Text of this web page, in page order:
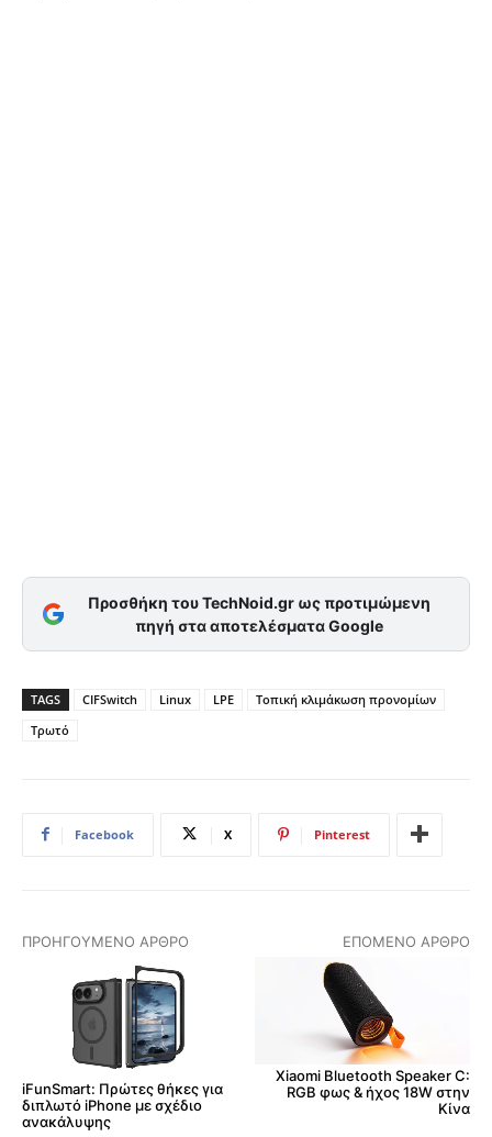
Προσθήκη του TechNoid.gr ως προτιμώμενη
πηγή στα αποτελέσματα Google
TAGS CIFSwitch Linux LPE
Τοπική κλιμάκωση προνομίων
Τρωτό
Facebook X Pinterest
ΠΡΟΗΓΟΎΜΕΝΟ ΆΡΘΡΟ
iFunSmart: Πρώτες θήκες για
διπλωτό iPhone με σχέδιο
ανακάλυψης
ΕΠΌΜΕΝΟ ΆΡΘΡΟ
Xiaomi Bluetooth Speaker C:
RGB φως & ήχος 18W στην
Κίνα